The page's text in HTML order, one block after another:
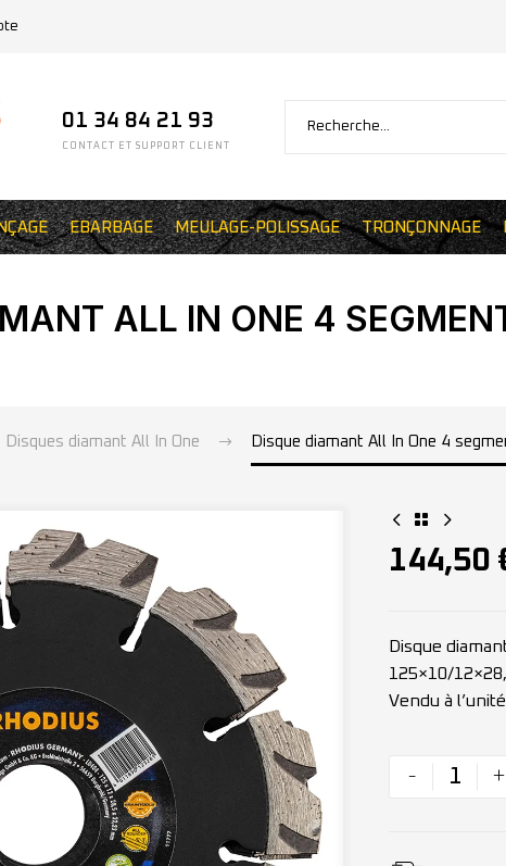
01 34 84 21 93
CONTACT ET SUPPORT CLIENT
EBARBAGE MEULAGE-POLISSAGE TRONÇONNAGE
ALL IN ONE 4
Disques diamant All In One Disque diamant All In One 4
144,50
Disque
125×10/
Vendu à l’unité
- +